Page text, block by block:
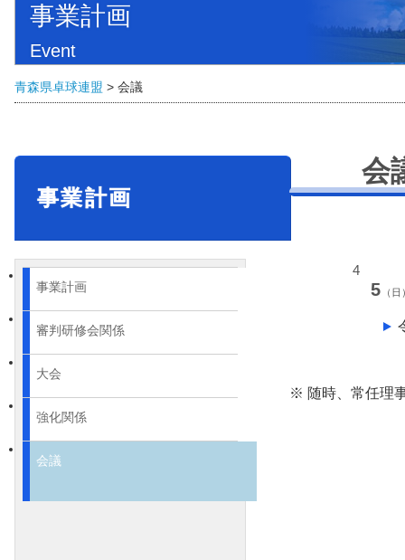
事業計画
Event
青森県卓球連盟 > 会議
事業計画
事業計画
審判研修会関係
大会
強化関係
会議
会
4
5 （日
※ 随時、常任理